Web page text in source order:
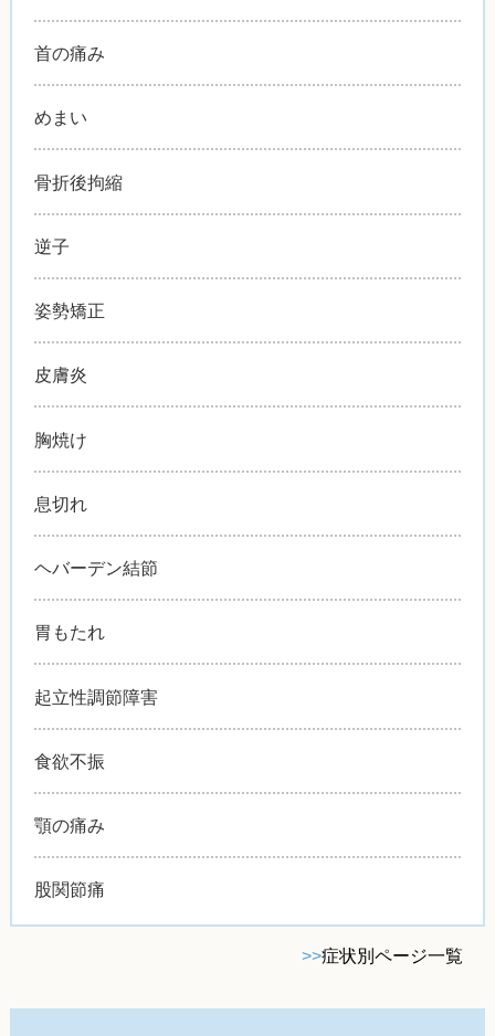
首の痛み
めまい
骨折後拘縮
逆子
姿勢矯正
皮膚炎
胸焼け
息切れ
ヘバーデン結節
胃もたれ
起立性調節障害
食欲不振
顎の痛み
股関節痛
>>症状別ページ一覧